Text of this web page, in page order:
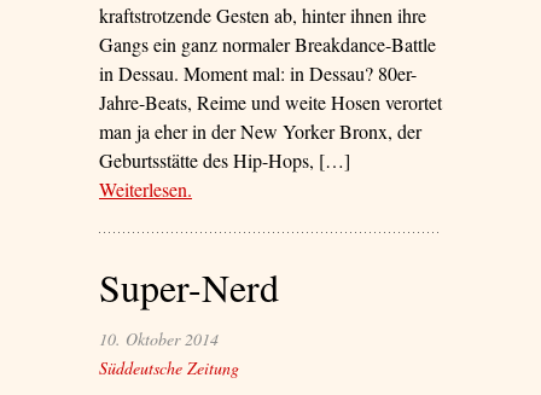
kraftstrotzende Gesten ab, hinter ihnen ihre
Gangs ein ganz normaler Breakdance-Battle
in Dessau. Moment mal: in Dessau? 80er-
Jahre-Beats, Reime und weite Hosen verortet
man ja eher in der New Yorker Bronx, der
Geburtsstätte des Hip-Hops, […]
Weiterlesen– ‘Cool in der DDR’
.
Super-Nerd
10. Oktober 2014
Süddeutsche Zeitung